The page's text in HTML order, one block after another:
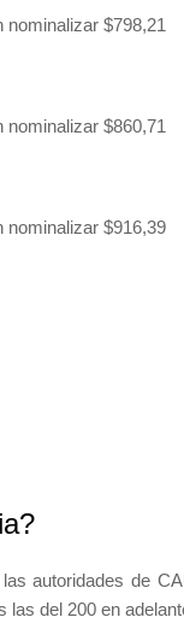
nominalizar $798,21
nominalizar $860,71
nominalizar $916,39
autoridades de
del 200 en